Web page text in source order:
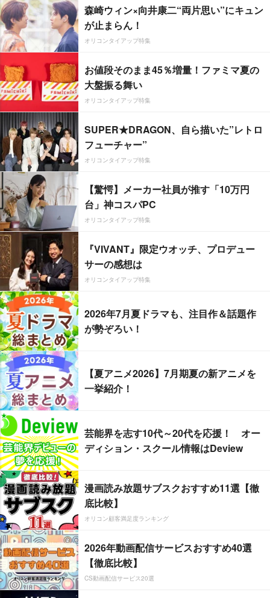
森崎ウィン×向井康二“両片思い”にキュン
が止まらん！
オリコンタイアップ特集
お値段そのまま45％増量！ファミマ夏の
大盤振る舞い
オリコンタイアップ特集
SUPER★DRAGON、自ら描いた”レトロ
フューチャー”
オリコンタイアップ特集
【驚愕】メーカー社員が推す「10万円
台」神コスパPC
オリコンタイアップ特集
『VIVANT』限定ウオッチ、プロデュー
サーの感想は
オリコンタイアップ特集
2026年7月夏ドラマも、注目作＆話題作
が勢ぞろい！
【夏アニメ2026】7月期夏の新アニメを
一挙紹介！
芸能界を志す10代～20代を応援！ オー
ディション・スクール情報はDeview
漫画読み放題サブスクおすすめ11選【徹
底比較】
オリコン顧客満足度ランキング
2026年動画配信サービスおすすめ40選
【徹底比較】
CS動画配信サービス20選